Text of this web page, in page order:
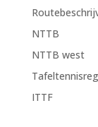
NTTB
NTTB west
ITTF